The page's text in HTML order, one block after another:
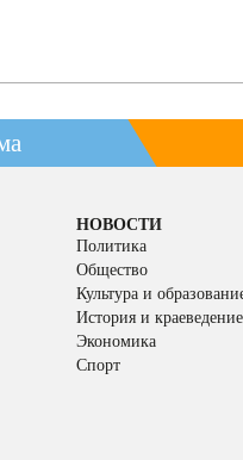
НОВОСТИ
Политика
Общество
Культура и
История и краеведение
Экономика
Спорт